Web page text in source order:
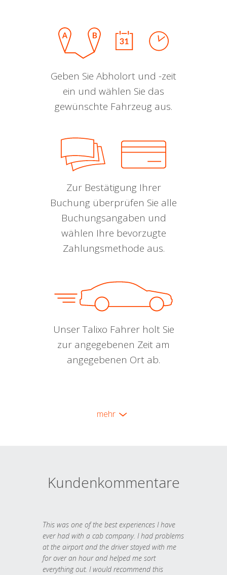
Geben Sie Abholort und -zeit
ein und wählen Sie das
gewünschte Fahrzeug aus.
Zur Bestätigung Ihrer
Buchung überprüfen Sie alle
Buchungsangaben und
wählen Ihre bevorzugte
Zahlungsmethode aus.
Unser Talixo Fahrer holt Sie
zur angegebenen Zeit am
angegebenen Ort ab.
mehr
Kundenkommentare
This was one of the best experiences I have
ever had with a cab company. I had problems
at the airport and the driver stayed with me
for over an hour and helped me sort
everything out. I would recommend this